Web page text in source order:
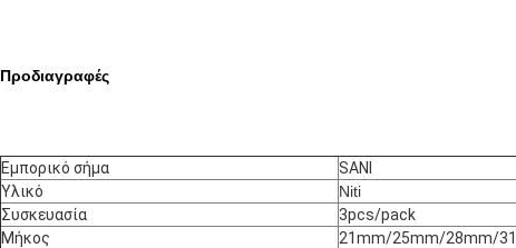
Προδιαγραφές
Εμπορικό σήμα
SANI
Υλικό
Niti
Συσκευασία
3pcs/pack
Μήκος
21mm/25mm/28mm/